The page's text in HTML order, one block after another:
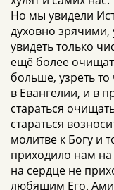
Но мы увидели
духовно зрячими,
увидеть только
ещё более
больше, узреть
в Евангелии, и в
стараться
стараться
молитве к Богу и
приходило нам
на сердце не
любящим Его.